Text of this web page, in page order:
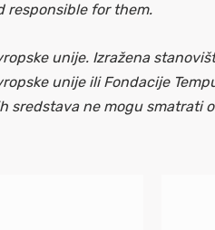
responsible for them.
unije. Izražena
unije ili Fondacije
sredstava ne mogu smatrati